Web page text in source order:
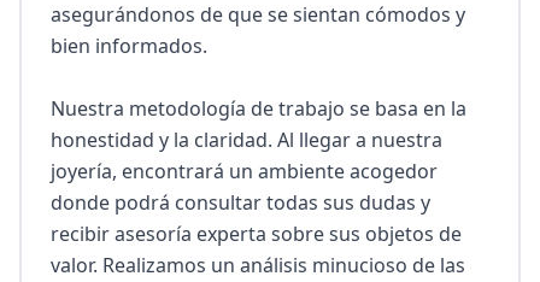
asegurándonos de que se sientan cómodos y
bien informados.
Nuestra metodología de trabajo se basa en la
honestidad y la claridad. Al llegar a nuestra
joyería, encontrará un ambiente acogedor
donde podrá consultar todas sus dudas y
recibir asesoría experta sobre sus objetos de
valor. Realizamos un análisis minucioso de las